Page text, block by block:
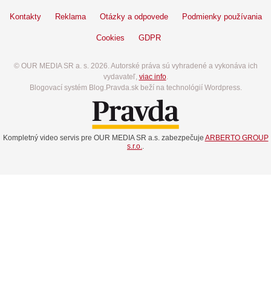
Kontakty Reklama Otázky a odpovede Podmienky používania
Cookies GDPR
© OUR MEDIA SR a. s. 2026. Autorské práva sú vyhradené a vykonáva ich
vydavateľ, viac info.
Blogovací systém Blog.Pravda.sk beží na technológií Wordpress.
Kompletný video servis pre OUR MEDIA SR a.s. zabezpečuje ARBERTO GROUP
s.r.o..